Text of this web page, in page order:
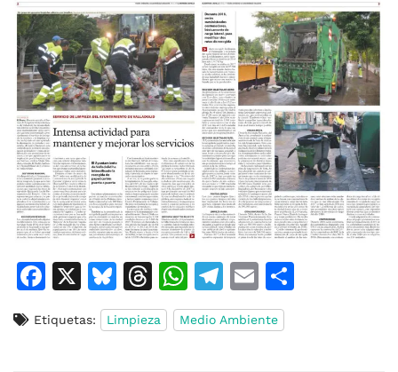
F
c
X
Bl
u
e
T
h
re
W
h
at
T
el
e
E
m
ai
Etiquetas: Limpieza Medio Ambiente